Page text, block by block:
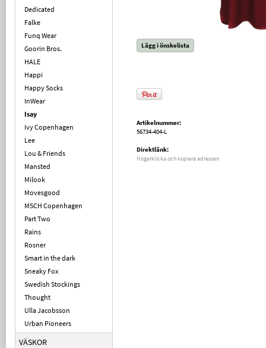
Dedicated
Falke
Funq Wear
Goorin Bros.
HALE
Happi
Happy Socks
InWear
Isay
Ivy Copenhagen
Lee
Lou & Friends
Mansted
Milook
Movesgood
MSCH Copenhagen
Part Two
Rains
Rosner
Smart in the dark
Sneaky Fox
Swedish Stockings
Thought
Ulla Jacobsson
Urban Pioneers
VÄSKOR
Lägg i önskelista
Artikelnummer:
56734-404-L
Direktlänk:
Högerklicka och kopiera adressen